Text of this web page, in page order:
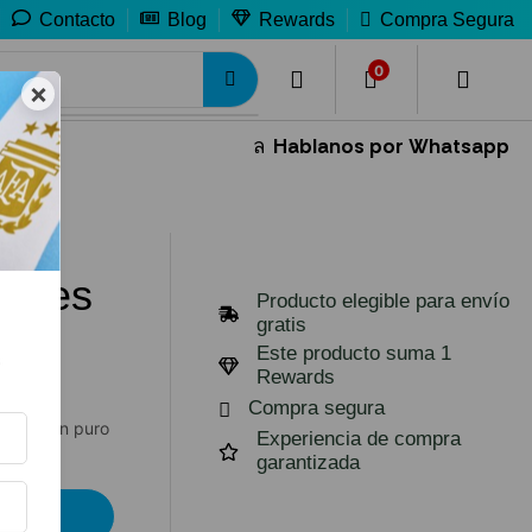
×
Contacto Blog Rewards Compra Segura
0 0
Hablanos por Whatsapp
con puro
Producto elegible para envío
gratis
Este producto suma 1
Rewards
Compra segura
Experiencia de compra
garantizada